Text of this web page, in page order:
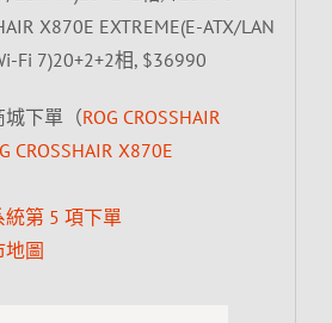
X870E EXTREME(E-ATX/LAN
Fi 7)20+2+2相, $36990
城下單（ROG CROSSHAIR
CROSSHAIR X870E
第 5 項下單
地圖